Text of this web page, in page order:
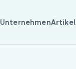
UnternehmenArtikel